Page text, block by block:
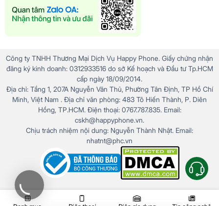
chụp ảnh độc đáo, mới lạ, giúp bạn thỏa sức sáng
tạo mà không bị gián đoạn bởi bất kỳ yếu tố nào trên
Công ty TNHH Thương Mại Dịch Vụ Happy Phone. Giấy chứng nhận
đăng ký kinh doanh: 0312933516 do sở Kế hoạch và Đầu tư Tp.HCM
cấp ngày 18/09/2014.
Địa chỉ: Tầng 1, 207A Nguyễn Văn Thủ, Phường Tân Định, TP Hồ Chí
Minh, Việt Nam . Địa chỉ văn phòng: 483 Tô Hiến Thành, P. Diên
Hồng, TP.HCM. Điện thoại: 0767.787.835. Email:
cskh@happyphone.vn.
Chịu trách nhiệm nội dung: Nguyễn Thành Nhật. Email:
nhatnt@phc.vn